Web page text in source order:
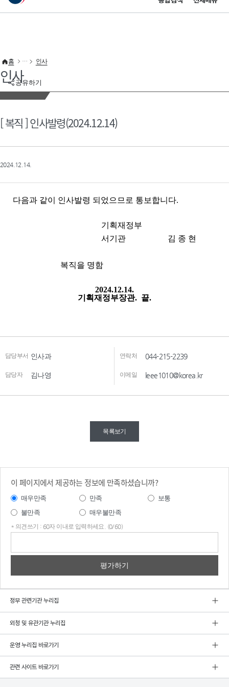
이 누리집은 대한민국 공식 전자정부 누리집입니다.
공유하기
홈 인사
인사
[ 복직 ] 인사발령(2024.12.14)
2024.12.14.
담당부서 인사과 연락처 044-215-2239
담당자 김나영 이메일 leee1010@korea.kr
목록보기
이 페이지에서 제공하는 정보에 만족하셨습니까?
매우만족 만족
보통
불만족
매우불만족
* 의견쓰기 : 60자 이내로 입력하세요. (0/60)
정부 관련기관 누리집
외청 및 유관기관 누리집
운영 누리집 바로가기
관련 사이트 바로가기